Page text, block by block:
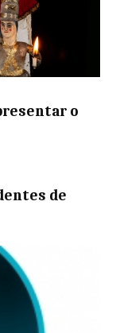
o
de